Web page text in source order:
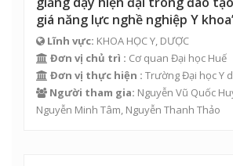
giá năng lực nghề nghiệp Y
Lĩnh vực: KHOA HỌC Y, DƯỢC
Đơn vị chủ trì : Cơ quan Đại học Huế
Đơn vị thực hiện : Trường Đại học Y
Người tham gia: Nguyễn Vũ Quốc
Nguyễn Minh Tâm, Nguyễn Thanh Thảo